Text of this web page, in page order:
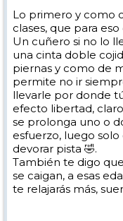
el peque cogido entre
Siempre me han
"chuscaos" por las
mama patito
Algun consejo de algun
Gracies de antemano
Lo primero y como
clases, que para eso
Un cuñero si no lo
una cinta doble
piernas y como de
permite no ir
llevarle por donde
efecto libertad,
se prolonga uno o
esfuerzo, luego
devorar pista 🤣.
También te digo
se caigan, a esas
te relajarás más,